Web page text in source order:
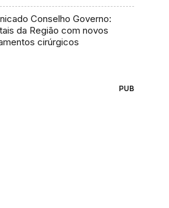
Conselho Governo:
da Região com novos
cirúrgicos
PUB